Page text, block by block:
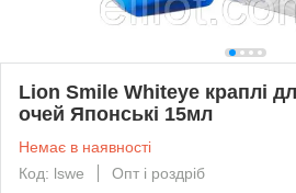
Lion Smile Whiteye краплі
очей Японські 15мл
Немає в наявності
Код: lswe
Опт і роздріб